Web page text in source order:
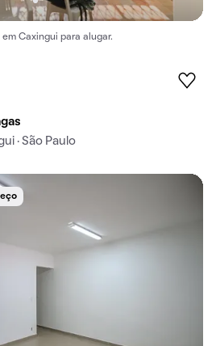
Caxingui para alugar.
· São Paulo